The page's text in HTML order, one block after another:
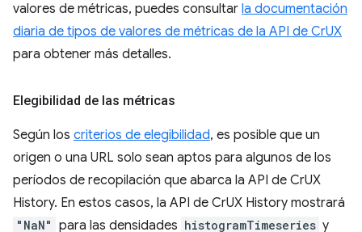
valores de métricas, puedes consultar la documentación
diaria de tipos de valores de métricas de la API de CrUX
para obtener más detalles.
Elegibilidad de las métricas
Según los criterios de elegibilidad, es posible que un
origen o una URL solo sean aptos para algunos de los
períodos de recopilación que abarca la API de CrUX
History. En estos casos, la API de CrUX History mostrará
"NaN" para las densidades histogramTimeseries y